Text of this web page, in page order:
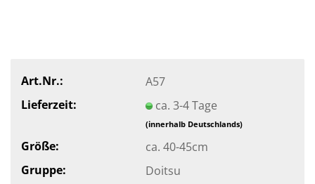
Art.Nr.:
A57
Lieferzeit:
ca. 3-4 Tage
(innerhalb Deutschlands)
Größe:
ca. 40-45cm
Gruppe:
Doitsu